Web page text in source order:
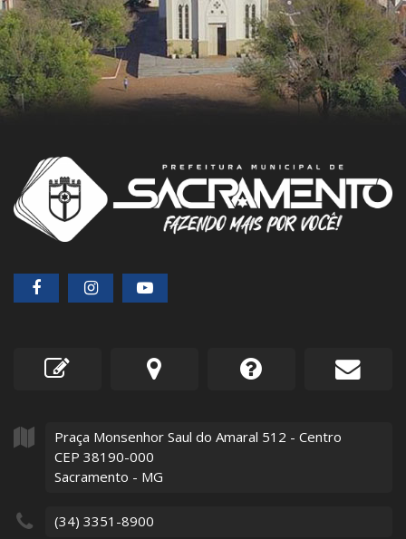
Praça Monsenhor Saul do Amaral 512 - Centro
CEP 38190-000
Sacramento - MG
(34) 3351-8900